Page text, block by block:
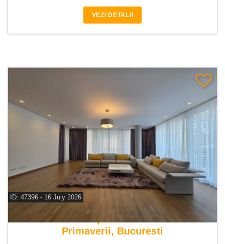
VEZI DETALII
ID: 47396 - 16 July 2026
De inchiriat apartament 5 camere
Primaverii, Bucuresti